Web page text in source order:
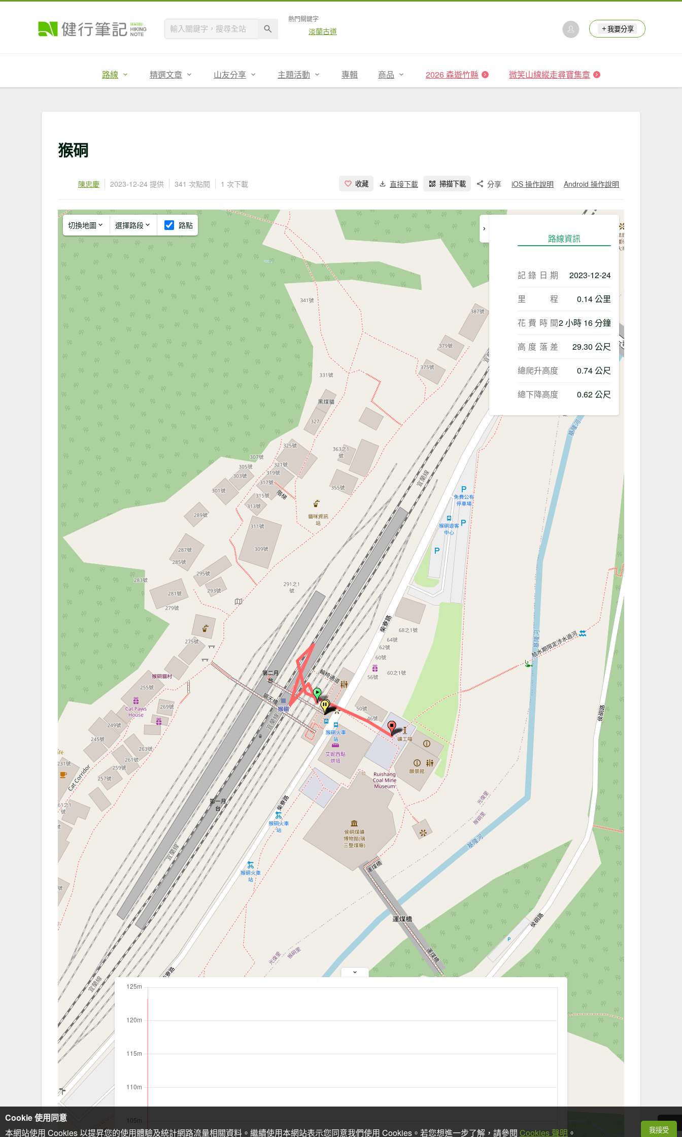
熱門關鍵字
淡蘭古道 我要分享
路線 精選文章 山友分享 主題活動 專輯 商品 2026 森遊竹縣 微笑山線縱走尋寶集章
猴硐
陳忠慶 2023-12-24 提供 341 次點閱 1 次下載 收藏 直接下載 掃描下載 分享 iOS 操作說明 Android 操作說明
切換地圖 選擇路段 路點
路線資訊
記錄日期 2023-12-24
里程 0.14 公里
花費時間2 小時 16 分鐘
高度落差 29.30 公尺
總爬升高度 0.74 公尺
總下降高度 0.62 公尺
Cookie 使用同意
本網站使用 Cookies 以提昇您的使用體驗及統計網路流量相關資料。繼續使用本網站表示您同意我們使用 Cookies。若您想進一步了解，請參閱 Cookies 聲明 。 我接受